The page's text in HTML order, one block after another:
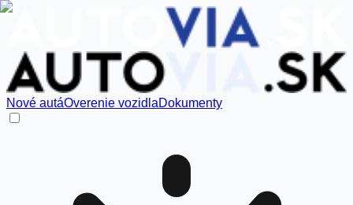
Nové autáOverenie vozidlaDokumenty